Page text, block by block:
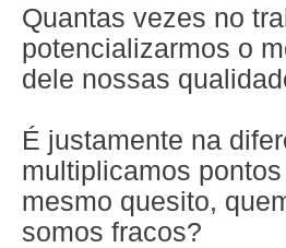
Quantas vezes no
potencializarmos o
dele nossas
É justamente na
multiplicamos
mesmo quesito,
somos fracos?